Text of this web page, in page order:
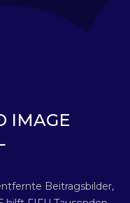
IMAGE
Beitragsbilder,